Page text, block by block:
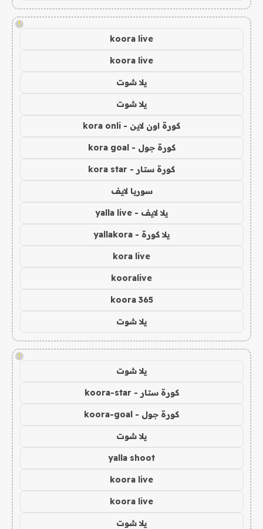
!
koora live
koora live
يلا شوت
يلا شوت
كورة اون لاين - kora onli
كورة جول - kora goal
كورة ستار - kora star
سوريا لايف
يلا لايف - yalla live
يلا كورة - yallakora
kora live
kooralive
koora 365
يلا شوت
!
يلا شوت
كورة ستار - koora-star
كورة جول - koora-goal
يلا شوت
yalla shoot
koora live
koora live
يلا شوت